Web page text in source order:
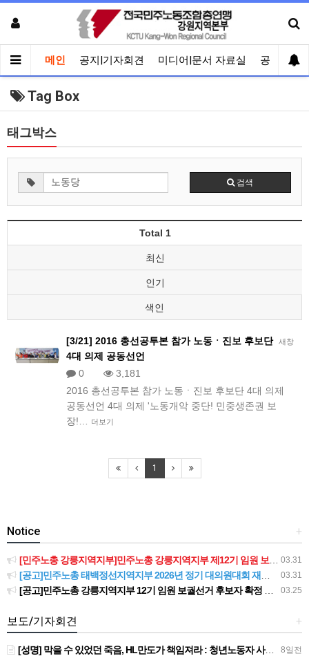
메인 공지|기자회견 미디어|문서 자료실 공유게시
Tag Box
태그박스
검색
Total 1
최신
인기
색인
새창
[3/21] 2016 총선공투본 참가 노동ㆍ진보 후보단
4대 의제 공동선언
0
3,181
2016 총선공투본 참가 노동ㆍ진보 후보단 4대 의제
공동선언 4대 의제 '노동개악 중단! 민중생존권 보
장!…
더보기
1
+
Notice
03.31
[민주노총 강릉지역지부]민주노총 강릉지역지부 제12기 임원 보궐선거결과 공고
03.31
[공고]민주노총 태백정선지역지부 2026년 정기 대의원대회 재소집 건
03.25
[공고]민주노총 강릉지역지부 12기 임원 보궐선거 후보자 확정 공고
+
보도/기자회견
8일전
[성명] 막을 수 있었던 죽음, HL만도가 책임져라 : 청년노동자 사망사고의 철저한 진상규명과 재발방지 대책 마련하라